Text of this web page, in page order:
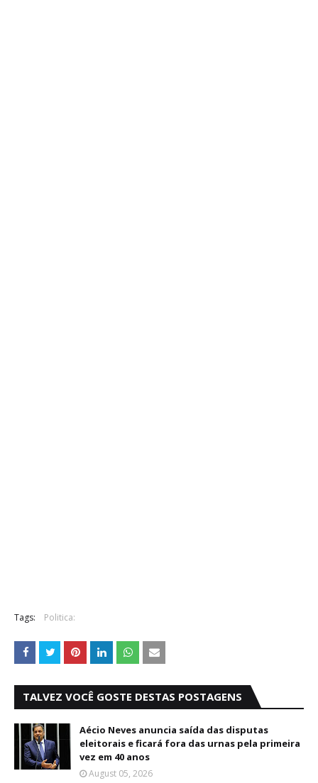
Tags: Politica:
TALVEZ VOCÊ GOSTE DESTAS POSTAGENS
Aécio Neves anuncia saída das disputas
eleitorais e ficará fora das urnas pela primeira
vez em 40 anos
August 05, 2026